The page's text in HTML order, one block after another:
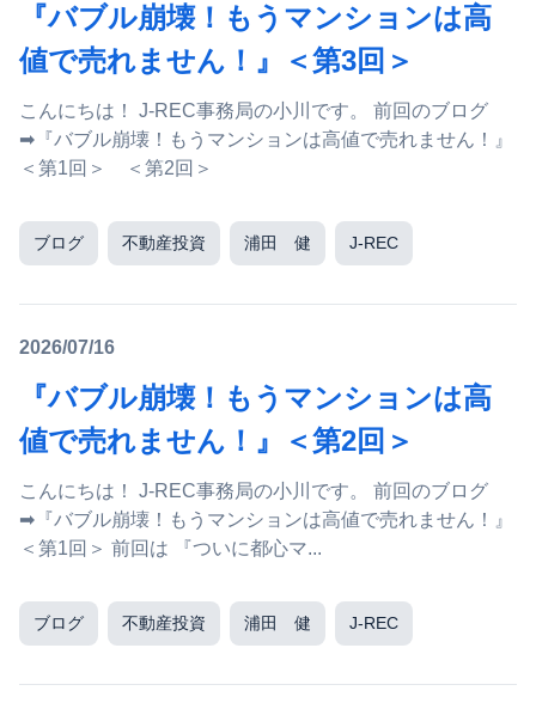
『バブル崩壊！もうマンションは高
値で売れません！』＜第3回＞
こんにちは！ J-REC事務局の小川です。 前回のブログ
➡『バブル崩壊！もうマンションは高値で売れません！』
＜第1回＞ ＜第2回＞
ブログ 不動産投資 浦田 健 J-REC
2026/07/16
『バブル崩壊！もうマンションは高
値で売れません！』＜第2回＞
こんにちは！ J-REC事務局の小川です。 前回のブログ
➡『バブル崩壊！もうマンションは高値で売れません！』
＜第1回＞ 前回は 『ついに都心マ...
ブログ 不動産投資 浦田 健 J-REC